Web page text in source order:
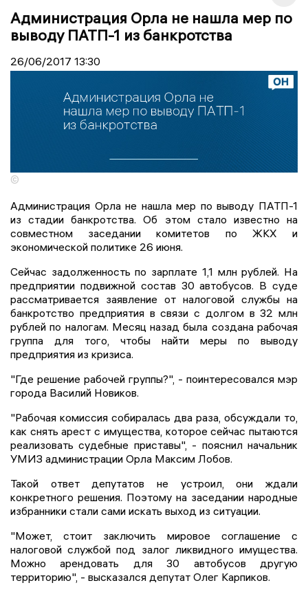
Администрация Орла не нашла мер по
выводу ПАТП-1 из банкротства
26/06/2017 13:30
©
Администрация Орла не нашла мер по выводу ПАТП-1
из стадии банкротства. Об этом стало известно на
совместном заседании комитетов по ЖКХ и
экономической политике 26 июня.
Сейчас задолженность по зарплате 1,1 млн рублей. На
предприятии подвижной состав 30 автобусов. В суде
рассматривается заявление от налоговой службы на
банкротство предприятия в связи с долгом в 32 млн
рублей по налогам. Месяц назад была создана рабочая
группа для того, чтобы найти меры по выводу
предприятия из кризиса.
"Где решение рабочей группы?", - поинтересовался мэр
города Василий Новиков.
"Рабочая комиссия собиралась два раза, обсуждали то,
как снять арест с имущества, которое сейчас пытаются
реализовать судебные приставы", - пояснил начальник
УМИЗ администрации Орла Максим Лобов.
Такой ответ депутатов не устроил, они ждали
конкретного решения. Поэтому на заседании народные
избранники стали сами искать выход из ситуации.
"Может, стоит заключить мировое соглашение с
налоговой службой под залог ликвидного имущества.
Можно арендовать для 30 автобусов другую
территорию", - высказался депутат Олег Карпиков.